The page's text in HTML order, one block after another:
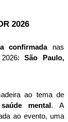
2026
confirmada nas
2026: São Paulo,
ao tema de
mental . A
ao evento, uma